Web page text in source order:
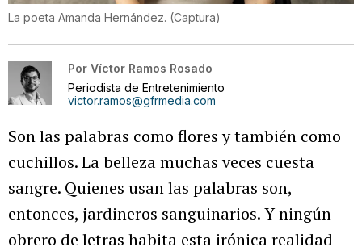
La poeta Amanda Hernández. (Captura)
Por Víctor Ramos Rosado
Periodista de Entretenimiento
victor.ramos@gfrmedia.com
Son las palabras como flores y también como
cuchillos. La belleza muchas veces cuesta
sangre. Quienes usan las palabras son,
entonces, jardineros sanguinarios. Y ningún
obrero de letras habita esta irónica realidad